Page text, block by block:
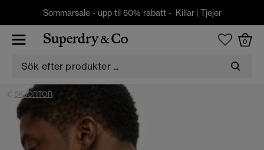
Sommarsale - upp til 50% rabatt - Killar| Tjejer
0
SKJORTOR